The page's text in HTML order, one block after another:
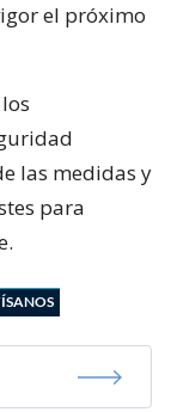
el próximo
las medidas y
para